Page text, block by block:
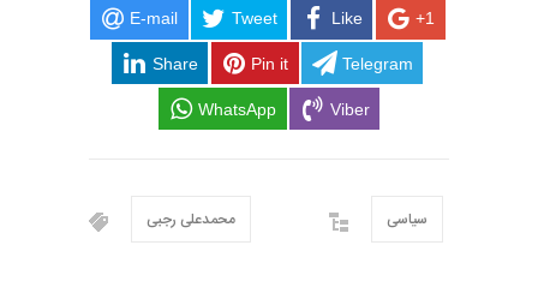
E-mail Tweet Like +1
Share Pin it Telegram
WhatsApp Viber
محمدعلی رجبی سیاسی